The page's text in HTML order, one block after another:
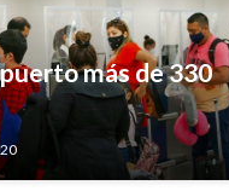
más de 330